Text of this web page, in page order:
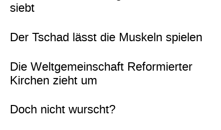
siebt
Der Tschad lässt die Muskeln spielen
Die Weltgemeinschaft Reformierter
Kirchen zieht um
Doch nicht wurscht?